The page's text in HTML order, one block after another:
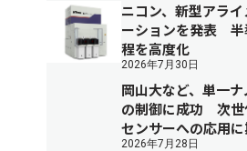
ニコン、新型アラ
ーションを発表 半
程を高度化
2026年7月30日
岡山大など、単一
の制御に成功 次世
センサーへの応用
2026年7月28日